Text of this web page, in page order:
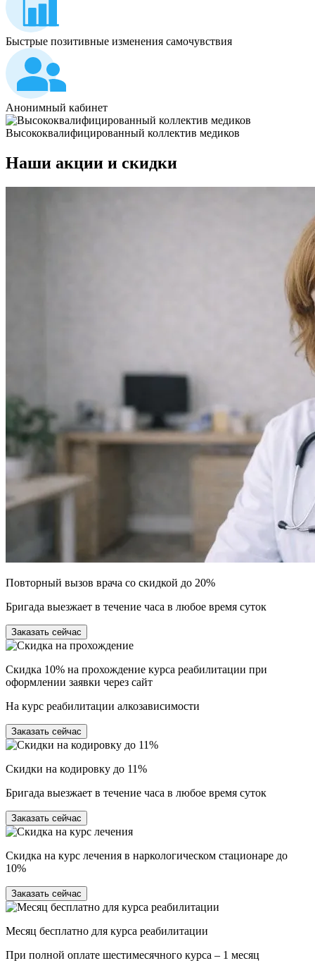
Быстрые позитивные изменения самочувствия
Анонимный кабинет
Высококвалифицированный коллектив медиков
Наши акции и скидки
Повторный вызов врача со скидкой до 20%
Бригада выезжает в течение часа в любое время суток
Заказать сейчас
Скидка 10% на прохождение курса реабилитации при
оформлении заявки через сайт
На курс реабилитации алкозависимости
Заказать сейчас
Скидки на кодировку до 11%
Бригада выезжает в течение часа в любое время суток
Заказать сейчас
Скидка на курс лечения в наркологическом стационаре до
10%
Заказать сейчас
Месяц бесплатно для курса реабилитации
При полной оплате шестимесячного курса – 1 месяц